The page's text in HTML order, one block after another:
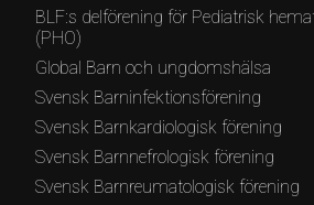
BLF:s delförening för Pediatrisk
(PHO)
Global Barn och ungdomshälsa
Svensk Barninfektionsförening
Svensk Barnkardiologisk förening
Svensk Barnnefrologisk förening
Svensk Barnreumatologisk förening